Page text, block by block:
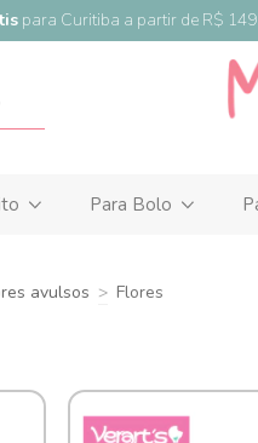
Curitiba a partir de R$ 149 -
Para Bolo
avulsos > Flores